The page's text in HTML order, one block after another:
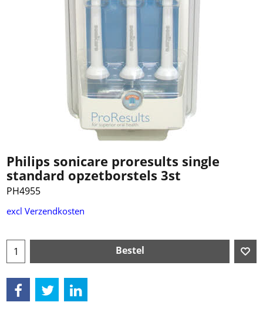
Philips sonicare proresults single
standard opzetborstels 3st
PH4955
€19.99
Bestel